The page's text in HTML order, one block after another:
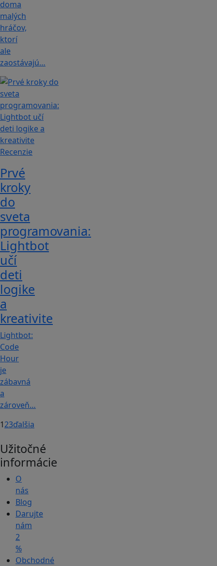
doma
malých
hráčov,
ktorí
ale
zaostávajú…
Recenzie
Prvé
kroky
do
sveta
programovania:
Lightbot
učí
deti
logike
a
kreativite
Lightbot:
Code
Hour
je
zábavná
a
zároveň…
123ďalšia
Užitočné
informácie
O
nás
Blog
Darujte
nám
2
%
Obchodné